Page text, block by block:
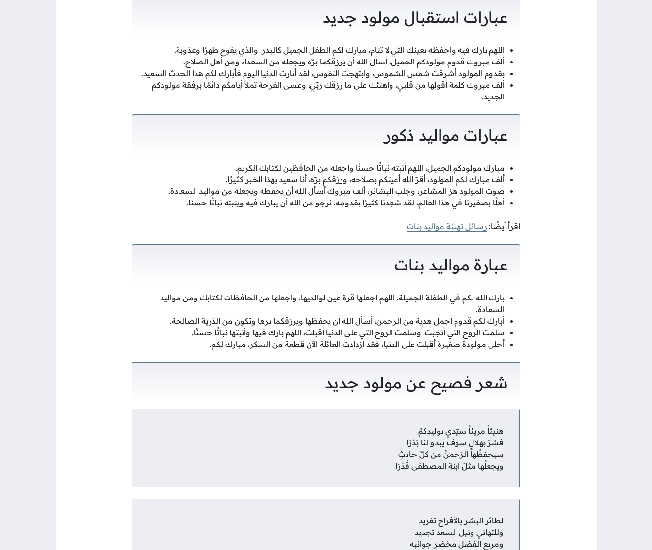
عبارات استقبال مولود جديد
اللهم بارك فيه واحفظه بعينك التي لا تنام، مبارك لكم الطفل الجميل كالبدر، والذي يفوح طهرًا وعذوبة.
ألف مبروك قدوم مولودكم الجميل، أسأل الله أن يرزقكما برّه ويجعله من السعداء ومن أهل الصلاح.
بقدوم المولود أشرقت شمس الشموس، وابتهجت النفوس، لقد أنارت الدنيا اليوم فأبارك لكم هذا الحدث السعيد.
ألف مبروك كلمة أقولها من قلبي، وأهنئك على ما رزقك ربّي، وعسى الفرحة تملأ أيامكم دائمًا برفقة مولودكم
الجديد.
عبارات مواليد ذكور
مبارك مولودكم الجميل، اللهم أنبته نباتًا حسنًا واجعله من الحافظين لكتابك الكريم.
ألف مبارك لكم المولود، أقرّ الله أعينكم بصلاحه، ورزقكم برّه، أنا سعيد بهذا الخبر كثيرًا.
صوت المولود هز المشاعر، وجلب البشائر، ألف مبروك أسأل الله أن يحفظه ويجعله من مواليد السعادة.
أهلًا بصغيرنا في هذا العالم، لقد سُعِدنا كثيرًا بقدومه، نرجو من الله أن يبارك فيه وينبته نباتًا حسنا.
اقرأ أيضًا: رسائل تهنئة مواليد بنات
عبارة مواليد بنات
بارك الله لكم في الطفلة الجميلة، اللهم اجعلها قرة عين لوالديها، واجعلها من الحافظات لكتابك ومن مواليد
السعادة.
أبارك لكم قدوم أجمل هدية من الرحمن، أسأل الله أن يحفظها ويرزقكما برها وتكون من الذرية الصالحة.
سلمت الروح التي أنجبت، وسلمت الروح التي على الدنيا أقبلت، اللهم بارك فيها وأنبتها نباتًا حسنًا.
أحلى مولودة صغيرة أقبلت على الدنيا، فقد ازدادت العائلة الآن قطعة من السكر، مبارك لكم.
شعر فصيح عن مولود جديد
هنيئاً مريئاً سيّدي بوليدِكمْ
فسُرْ بهلالٍ سوف يبدو لنا بَدْرَا
سيحفظُها الرّحمنُ من كلّ حادثٍ
ويجعلُها مثلَ ابنةِ المصطفى قَدْرَا
لطائر البشر بالأفراح تغريد
وللتهاني ونيل السعد تجديد
ومربع الفضل مخضر جوانبه